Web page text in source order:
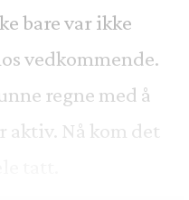
bare var ikke
vedkommende.
regne med å
Nå kom det